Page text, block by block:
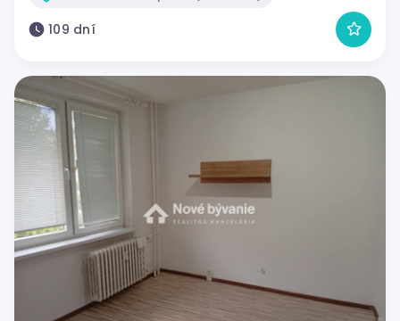
109 dní